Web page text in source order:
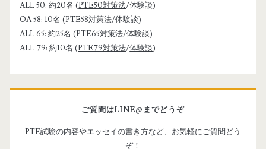
m
r
ALL 50: 約20名 (PTE50対策法/体験談)
OA 58: 10名 (PTE58対策法/体験談)
ALL 65: 約25名 (PTE65対策法/体験談)
ALL 79: 約10名 (PTE79対策法/体験談)
ご質問はLINE@までどうぞ
PTE試験の内容やエッセイの書き方など、お気軽にご質問どう
ぞ！